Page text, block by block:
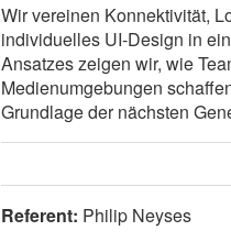
Wir vereinen Konnektivität,
individuelles UI-Design in
Ansatzes zeigen wir, wie
Medienumgebungen
Grundlage der nächsten
Referent: Philip Neyses